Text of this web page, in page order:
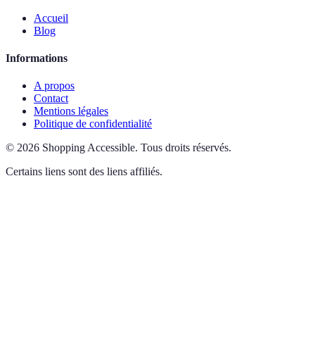
Accueil
Blog
Informations
A propos
Contact
Mentions légales
Politique de confidentialité
© 2026 Shopping Accessible. Tous droits réservés.
Certains liens sont des liens affiliés.